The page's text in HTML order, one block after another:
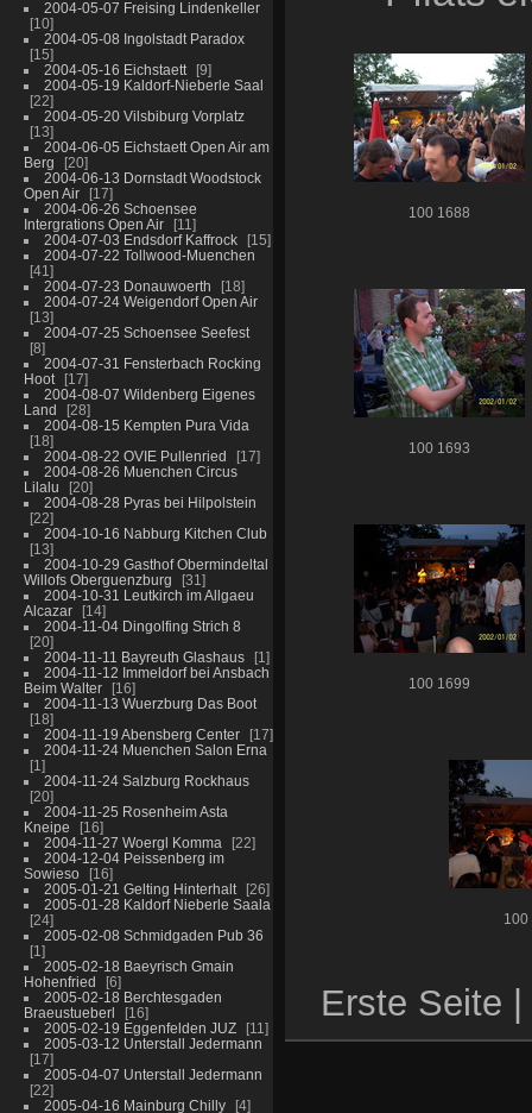
2004-05-07 Freising Lindenkeller
10
2004-05-08 Ingolstadt Paradox
15
2004-05-16 Eichstaett
9
2004-05-19 Kaldorf-Nieberle Saal
22
2004-05-20 Vilsbiburg Vorplatz
13
2004-06-05 Eichstaett Open Air am
Berg
20
2004-06-13 Dornstadt Woodstock
Open Air
17
2004-06-26 Schoensee
Intergrations Open Air
11
2004-07-03 Endsdorf Kaffrock
15
2004-07-22 Tollwood-Muenchen
41
2004-07-23 Donauwoerth
18
2004-07-24 Weigendorf Open Air
13
2004-07-25 Schoensee Seefest
8
2004-07-31 Fensterbach Rocking
Hoot
17
2004-08-07 Wildenberg Eigenes
Land
28
2004-08-15 Kempten Pura Vida
18
2004-08-22 OVIE Pullenried
17
2004-08-26 Muenchen Circus
Lilalu
20
2004-08-28 Pyras bei Hilpolstein
22
2004-10-16 Nabburg Kitchen Club
13
2004-10-29 Gasthof Obermindeltal
Willofs Oberguenzburg
31
2004-10-31 Leutkirch im Allgaeu
Alcazar
14
2004-11-04 Dingolfing Strich 8
20
2004-11-11 Bayreuth Glashaus
1
2004-11-12 Immeldorf bei Ansbach
Beim Walter
16
2004-11-13 Wuerzburg Das Boot
18
2004-11-19 Abensberg Center
17
2004-11-24 Muenchen Salon Erna
1
2004-11-24 Salzburg Rockhaus
20
2004-11-25 Rosenheim Asta
Kneipe
16
2004-11-27 Woergl Komma
22
2004-12-04 Peissenberg im
Sowieso
16
2005-01-21 Gelting Hinterhalt
26
2005-01-28 Kaldorf Nieberle Saala
24
2005-02-08 Schmidgaden Pub 36
1
2005-02-18 Baeyrisch Gmain
Hohenfried
6
2005-02-18 Berchtesgaden
Braeustueberl
16
2005-02-19 Eggenfelden JUZ
11
2005-03-12 Unterstall Jedermann
17
2005-04-07 Unterstall Jedermann
22
2005-04-16 Mainburg Chilly
4
100 1688
100 1693
100 1699
100
Erste Seite |